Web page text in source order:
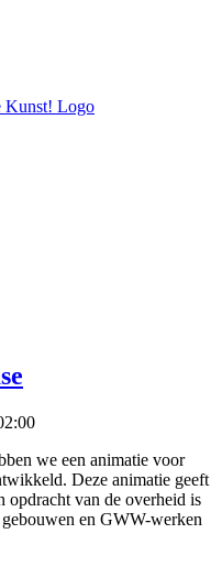
we een animatie voor
Deze animatie geeft
opdracht van de overheid is
en GWW-werken